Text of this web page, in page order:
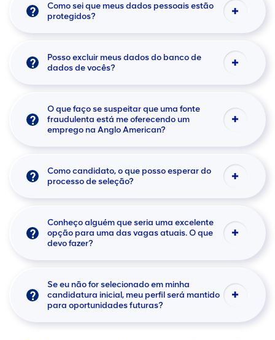
Como sei que meus dados pessoais estão
protegidos?
Posso excluir meus dados do banco de
dados de vocês?
O que faço se suspeitar que uma fonte
fraudulenta está me oferecendo um
emprego na Anglo American?
Como candidato, o que posso esperar do
processo de seleção?
Conheço alguém que seria uma excelente
opção para uma das vagas atuais. O que
devo fazer?
Se eu não for selecionado em minha
candidatura inicial, meu perfil será mantido
para oportunidades futuras?